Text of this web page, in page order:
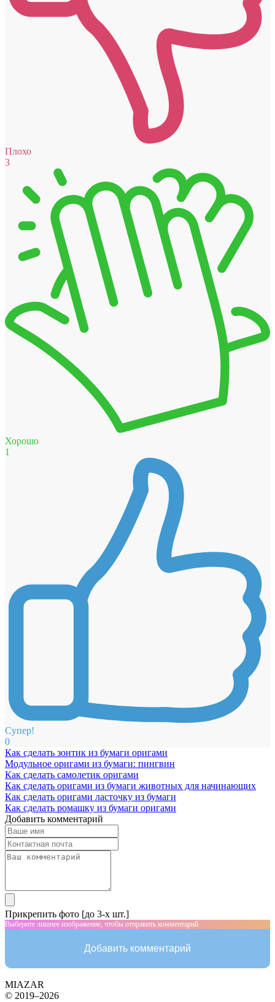
Плохо
3
Хорошо
1
Супер!
0
Как сделать зонтик из бумаги оригами
Модульное оригами из бумаги: пингвин
Как сделать самолетик оригами
Как сделать оригами из бумаги животных для начинающих
Как сделать оригами ласточку из бумаги
Как сделать ромашку из бумаги оригами
Добавить комментарий
Прикрепить фото [до 3-х шт.]
Выберите лишнее изображение, чтобы отправить комментарий
Добавить комментарий
MIAZAR
© 2019–2026